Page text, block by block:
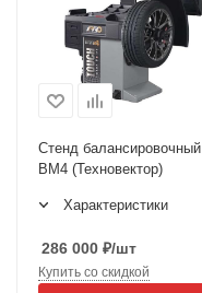
Стенд балансировочный
ВМ4 (Техновектор)
Характеристики
286 000 ₽/шт
Купить со скидкой